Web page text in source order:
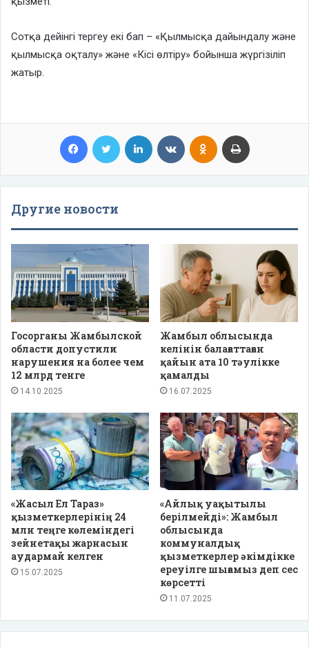
Сотқа дейінгі тергеу екі бап – «Қылмысқа дайындалу және
қылмысқа оқталу» және «Кісі өлтіру» бойынша жүргізіліп
жатыр.
Facebook Twitter LinkedIn VKontakteOdnoklassniki
Другие новости
Госорганы Жамбылской
области допустили
нарушения на более чем
12 млрд тенге
14.10.2025
Жамбыл облысында
келінін балағаттаған
қайын ата 10 тәулікке
қамалды
16.07.2025
«Жасыл Ел Тараз»
қызметкерлерінің 24
млн теңге көлеміндегі
зейнетақы жарнасын
аудармай келген
15.07.2025
«Айлық уақытылы
берілмейді»: Жамбыл
облысында
коммуналдық
қызметкерлер әкімдікке
ереуілге шығамыз деп сес
көрсетті
11.07.2025